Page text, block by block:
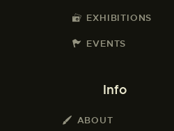
EXHIBITIONS
EVENTS
Info
ABOUT